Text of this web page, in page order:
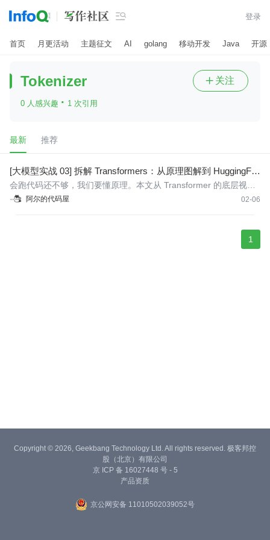
 登录
首页 月更活动 主题征文 AI golang 移动开发 Java 开源
Tokenizer
0 人感兴趣 · 1 次引用
 关注
最新 推荐
[大模型实战 03] 拆解 Transformers：从原理图解到 HuggingFa
ce Transformers 实战
阿尔的代码屋 02-06
会跑代码还不够，我们要懂原理。本文从 Transformer 的底层视角
出发，图解从位置编码到注意力机制的全流程；并基于 Kaggle 平
1
Copyright © 2026, Geekbang Technology Ltd. All rights reserved. 极客邦控
股（北京）有限公司
京 ICP 备 16027448 号 - 5
产品资质
京公网安备 11010502039052号